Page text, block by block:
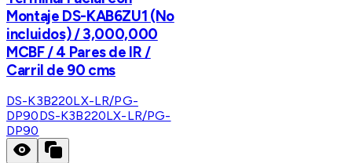
Montaje DS-KAB6ZU1 (No
incluidos) / 3,000,000
MCBF / 4 Pares de IR /
Carril de 90 cms
DS-K3B220LX-LR/PG-
DP90DS-K3B220LX-LR/PG-
DP90